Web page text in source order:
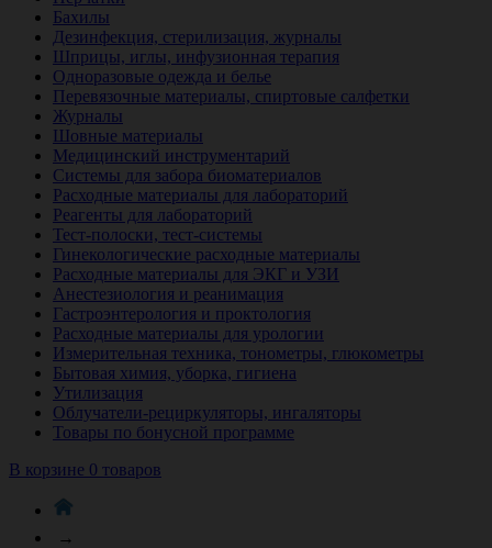
Бахилы
Дезинфекция, стерилизация, журналы
Шприцы, иглы, инфузионная терапия
Одноразовые одежда и белье
Перевязочные материалы, спиртовые салфетки
Журналы
Шовные материалы
Медицинский инструментарий
Системы для забора биоматериалов
Расходные материалы для лабораторий
Реагенты для лабораторий
Тест-полоски, тест-системы
Гинекологические расходные материалы
Расходные материалы для ЭКГ и УЗИ
Анестезиология и реанимация
Гастроэнтерология и проктология
Расходные материалы для урологии
Измерительная техника, тонометры, глюкометры
Бытовая химия, уборка, гигиена
Утилизация
Облучатели-рециркуляторы, ингаляторы
Товары по бонусной программе
В корзине 0 товаров
→